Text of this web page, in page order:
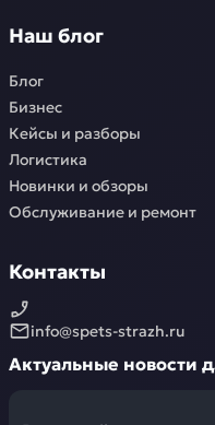
Наш блог
Блог
Бизнес
Кейсы и разборы
Логистика
Новинки и обзоры
Обслуживание и ремонт
Контакты
info@spets-strazh.ru
Актуальные новости